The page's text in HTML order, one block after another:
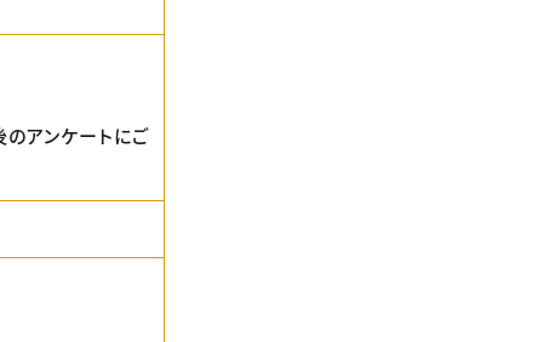
アンケートにご